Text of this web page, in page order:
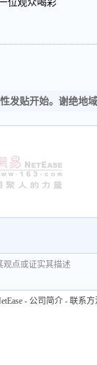
位观众喝彩
发贴开始。谢绝地
观点或证实其描述
- 公司简介 - 联系方